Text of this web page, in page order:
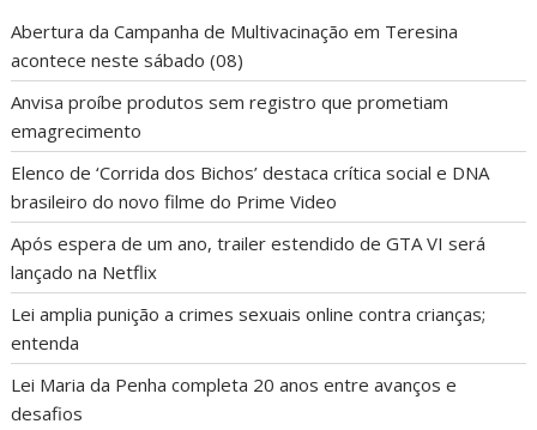
Abertura da Campanha de Multivacinação em Teresina
acontece neste sábado (08)
Anvisa proíbe produtos sem registro que prometiam
emagrecimento
Elenco de ‘Corrida dos Bichos’ destaca crítica social e DNA
brasileiro do novo filme do Prime Video
Após espera de um ano, trailer estendido de GTA VI será
lançado na Netflix
Lei amplia punição a crimes sexuais online contra crianças;
entenda
Lei Maria da Penha completa 20 anos entre avanços e
desafios